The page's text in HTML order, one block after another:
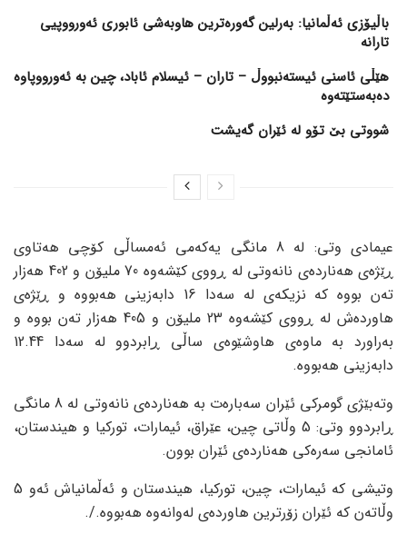
باڵیۆزی ئەڵمانیا: بەرلین گەورەترین هاوبەشی ئابوری ئەورووپیی
تارانە
هێڵی ئاسنی ئیستەنبووڵ – تاران – ئیسلام ئاباد، چین بە ئەورووپاوە
دەبەستێتەوە
شووتی بێ تۆو لە ئێران گەیشت
عیمادی وتی: لە 8 مانگی یەکەمی ئەمساڵی کۆچی هەتاوی
ڕێژەی هەناردەی نانەوتی لە ڕووی کێشەوە 70 ملیۆن و 402 هەزار
تەن بووە کە نزیکەی لە سەدا 16 دابەزینی هەبووە و ڕێژەی
هاوردەش لە ڕووی کێشەوە 23 ملیۆن و 405 هەزار تەن بووە و
بەراورد بە ماوەی هاوشێوەی ساڵی ڕابردوو لە سەدا 12.44
دابەزینی هەبووە.
وتەبێژی گومرکی ئێران سەبارەت بە هەناردەی نانەوتی لە 8 مانگی
ڕابردوو وتی: 5 وڵاتی چین، عێراق، ئیمارات، تورکیا و هیندستان،
ئامانجی سەرەکی هەناردەی ئێران بوون.
وتیشی کە ئیمارات، چین، تورکیا، هیندستان و ئەڵمانیاش ئەو 5
وڵاتەن کە ئێران زۆرترین هاوردەی لەوانەوە هەبووە./.